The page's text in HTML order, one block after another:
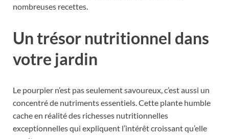
nombreuses recettes.
Un trésor nutritionnel dans
votre jardin
Le pourpier n’est pas seulement savoureux, c’est aussi un
concentré de nutriments essentiels. Cette plante humble
cache en réalité des richesses nutritionnelles
exceptionnelles qui expliquent l’intérêt croissant qu’elle